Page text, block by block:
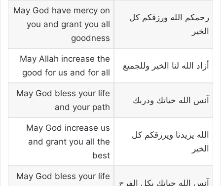
رحمكم الله ورزقكم كل
الخير
May God have mercy on
you and grant you all
goodness
أزاد الله لنا الخير وللجميع
May Allah increase the
good for us and for all
آنس الله حياتك ودربك
May God bless your life
and your path
الله يزيدنا ويرزقكم كل
الخير
May God increase us
and grant you all the
best
آنس الله حياتك بكل الفرح
May God bless your life